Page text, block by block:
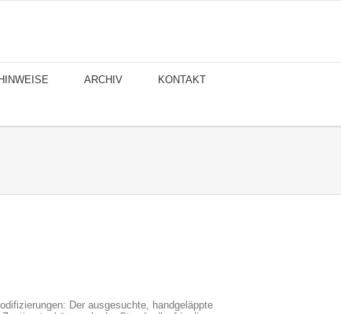
ARCHIV KONTAKT
Der ausgesuchte, handgeläppte